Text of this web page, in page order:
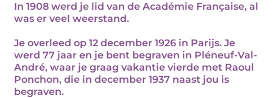
In 1908 werd je lid van de Académie Française, al
was er veel weerstand.
Je overleed op 12 december 1926 in Parijs. Je
werd 77 jaar en je bent begraven in Pléneuf-Val-
André, waar je graag vakantie vierde met Raoul
Ponchon, die in december 1937 naast jou is
begraven.